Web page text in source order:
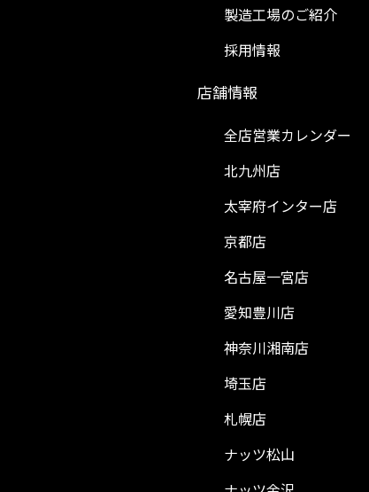
製造工場のご紹介
採用情報
店舗情報
全店営業カレンダー
北九州店
太宰府インター店
京都店
名古屋一宮店
愛知豊川店
神奈川湘南店
埼玉店
札幌店
ナッツ松山